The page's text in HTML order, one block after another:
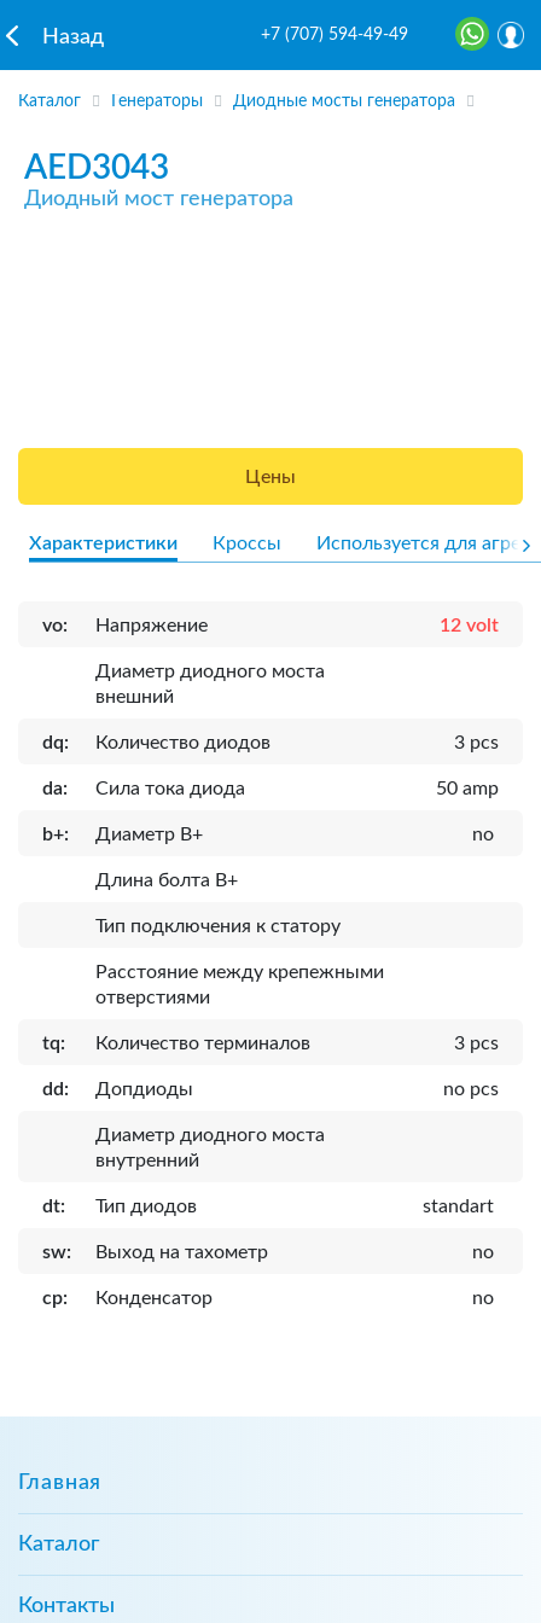
Назад +7 (707) 594-49-49
Каталог Генераторы Диодные мосты генератора
AED3043
Диодный мост генератора
Цены
Характеристики Кроссы Используется для
vo: Напряжение 12 volt
Диаметр диодного моста
внешний
dq: Количество диодов 3 pcs
da: Сила тока диода 50 amp
b+: Диаметр B+ no
Длина болта B+
Тип подключения к статору
Расcтояние между крепежными
отверстиями
tq: Количество терминалов 3 pcs
dd: Допдиоды no pcs
Диаметр диодного моста
внутренний
dt: Тип диодов standart
sw: Выход на тахометр no
cp: Конденсатор no
Главная
Каталог
Контакты